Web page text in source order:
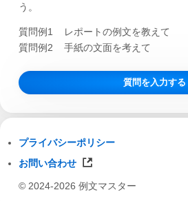
う。
質問例1
レポートの例文を教えて
質問例2
手紙の文面を考えて
質問を入力する
プライバシーポリシー
お問い合わせ
© 2024-2026 例文マスター